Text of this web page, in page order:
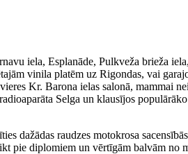
iela, Esplanāde, Pulkveža brieža
vinila platēm uz Rigondas, vai
Kr. Barona ielas salonā, mammai
Selga un klausījos
dažādas raudzes motokrosa
pie diplomiem un vērtīgām balvām no